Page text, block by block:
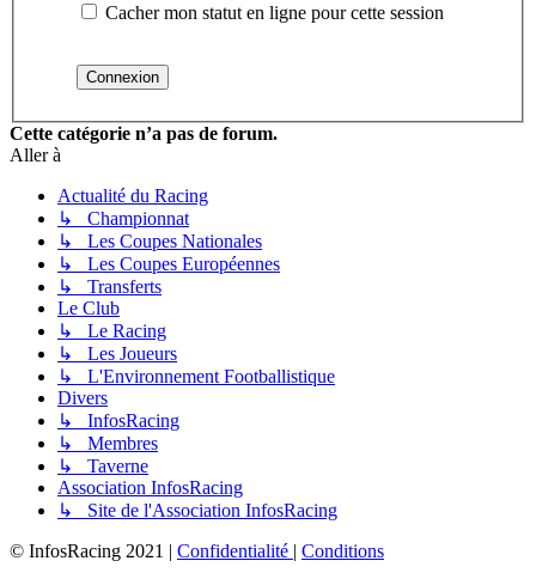
Cacher mon statut en ligne pour cette session
Cette catégorie n’a pas de forum.
Aller à
Actualité du Racing
↳ Championnat
↳ Les Coupes Nationales
↳ Les Coupes Européennes
↳ Transferts
Le Club
↳ Le Racing
↳ Les Joueurs
↳ L'Environnement Footballistique
Divers
↳ InfosRacing
↳ Membres
↳ Taverne
Association InfosRacing
↳ Site de l'Association InfosRacing
© InfosRacing 2021 | Confidentialité | Conditions